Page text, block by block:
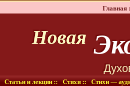
Главная
Новая
Статьи и лекции :: Стихи :: Стихи —